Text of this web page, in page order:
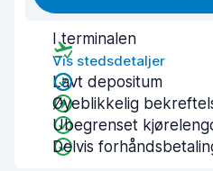
I terminalen
Vis stedsdetaljer
Lavt depositum
Øyeblikkelig
Ubegrenset
Delvis